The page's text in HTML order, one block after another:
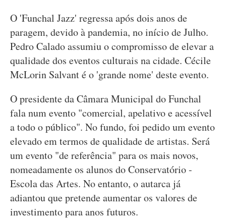
O 'Funchal Jazz' regressa após dois anos de
paragem, devido à pandemia, no início de Julho.
Pedro Calado assumiu o compromisso de elevar a
qualidade dos eventos culturais na cidade. Cécile
McLorin Salvant é o 'grande nome' deste evento.
O presidente da Câmara Municipal do Funchal
fala num evento "comercial, apelativo e acessível
a todo o público". No fundo, foi pedido um evento
elevado em termos de qualidade de artistas. Será
um evento "de referência" para os mais novos,
nomeadamente os alunos do Conservatório -
Escola das Artes. No entanto, o autarca já
adiantou que pretende aumentar os valores de
investimento para anos futuros.